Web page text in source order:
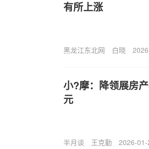
有所上涨
黑龙江东北网 白晓
小?摩：降领展房
元
半月谈 王克勤 2026-